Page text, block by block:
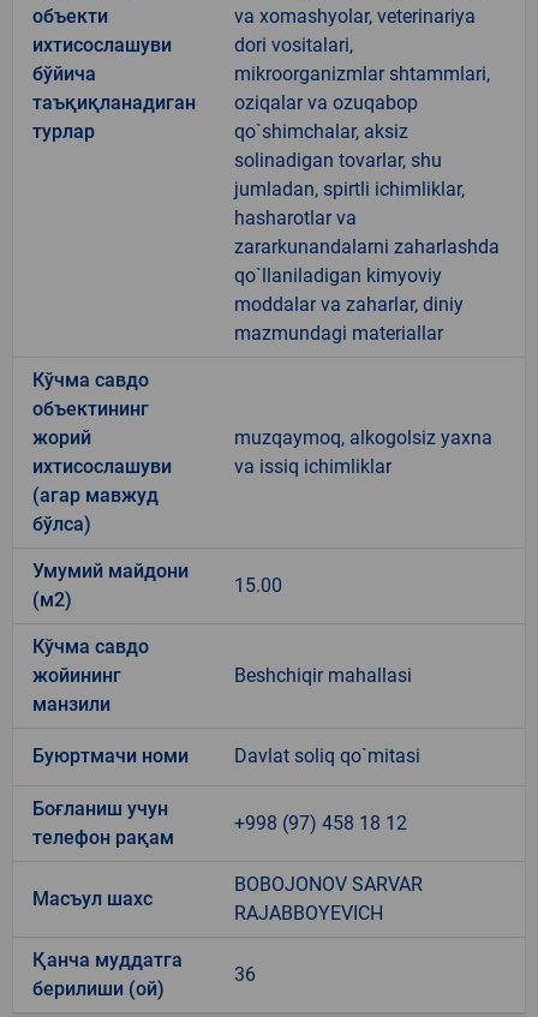
объекти
ихтисослашуви
бўйича
таъқиқланадиган
турлар
va xomashyolar, veterinariya
dori vositalari,
mikroorganizmlar shtammlari,
oziqalar va ozuqabop
qo`shimchalar, aksiz
solinadigan tovarlar, shu
jumladan, spirtli ichimliklar,
hasharotlar va
zararkunandalarni zaharlashda
qo`llaniladigan kimyoviy
moddalar va zaharlar, diniy
mazmundagi materiallar
Кўчма савдо
объектининг
жорий
ихтисослашуви
(агар мавжуд
бўлса)
muzqaymoq, alkogolsiz yaxna
va issiq ichimliklar
Умумий майдони
(м2)
15.00
Кўчма савдо
жойининг
манзили
Beshchiqir mahallasi
Буюртмачи номи Davlat soliq qo`mitasi
Боғланиш учун
телефон рақам
+998 (97) 458 18 12
Масъул шахс
BOBOJONOV SARVAR
RAJABBOYEVICH
Қанча муддатга
берилиши (ой)
36